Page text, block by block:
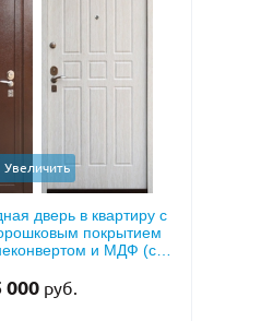
с
и МДФ (с
Арт-ММ24
напылением